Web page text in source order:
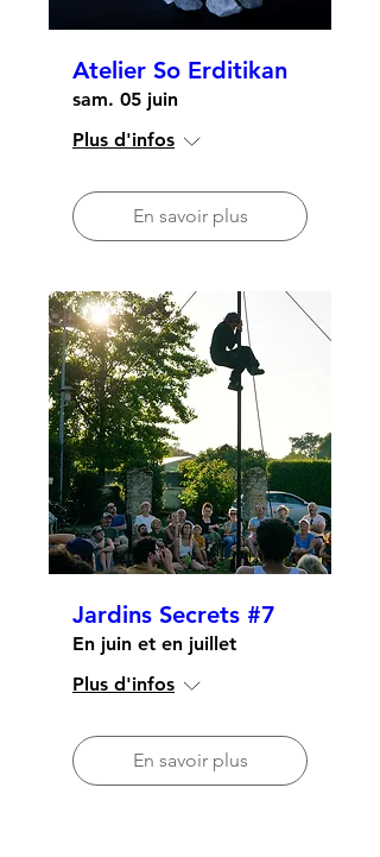
Atelier So Erditikan
sam. 05 juin
Plus d'infos
En savoir plus
Jardins Secrets #7
En juin et en juillet
Plus d'infos
En savoir plus